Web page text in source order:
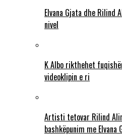
Elvana Gjata dhe Rilind
nivel
K Albo rikthehet
videoklipin e ri
Artisti tetovar Rilind
bashkëpunim me Elvana